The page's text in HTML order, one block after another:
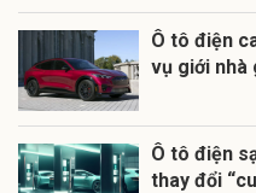
Ô tô điện
vụ giới nhà
Ô tô điện
thay đổi